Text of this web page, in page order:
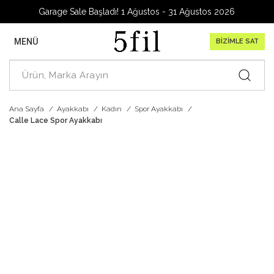
Garage Sale Başladı! 1 Ağustos - 31 Ağustos 2026
MENÜ BİZİMLE SAT
Ana Sayfa Ayakkabı Kadın
Spor Ayakkabı
Calle Lace Spor Ayakkabı